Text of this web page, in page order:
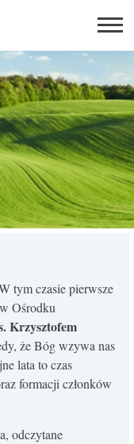
PL EN BG
tym czasie pierwsze
Ośrodku
Krzysztofem
że Bóg wzywa nas
lata to czas
formacji członków
odczytane